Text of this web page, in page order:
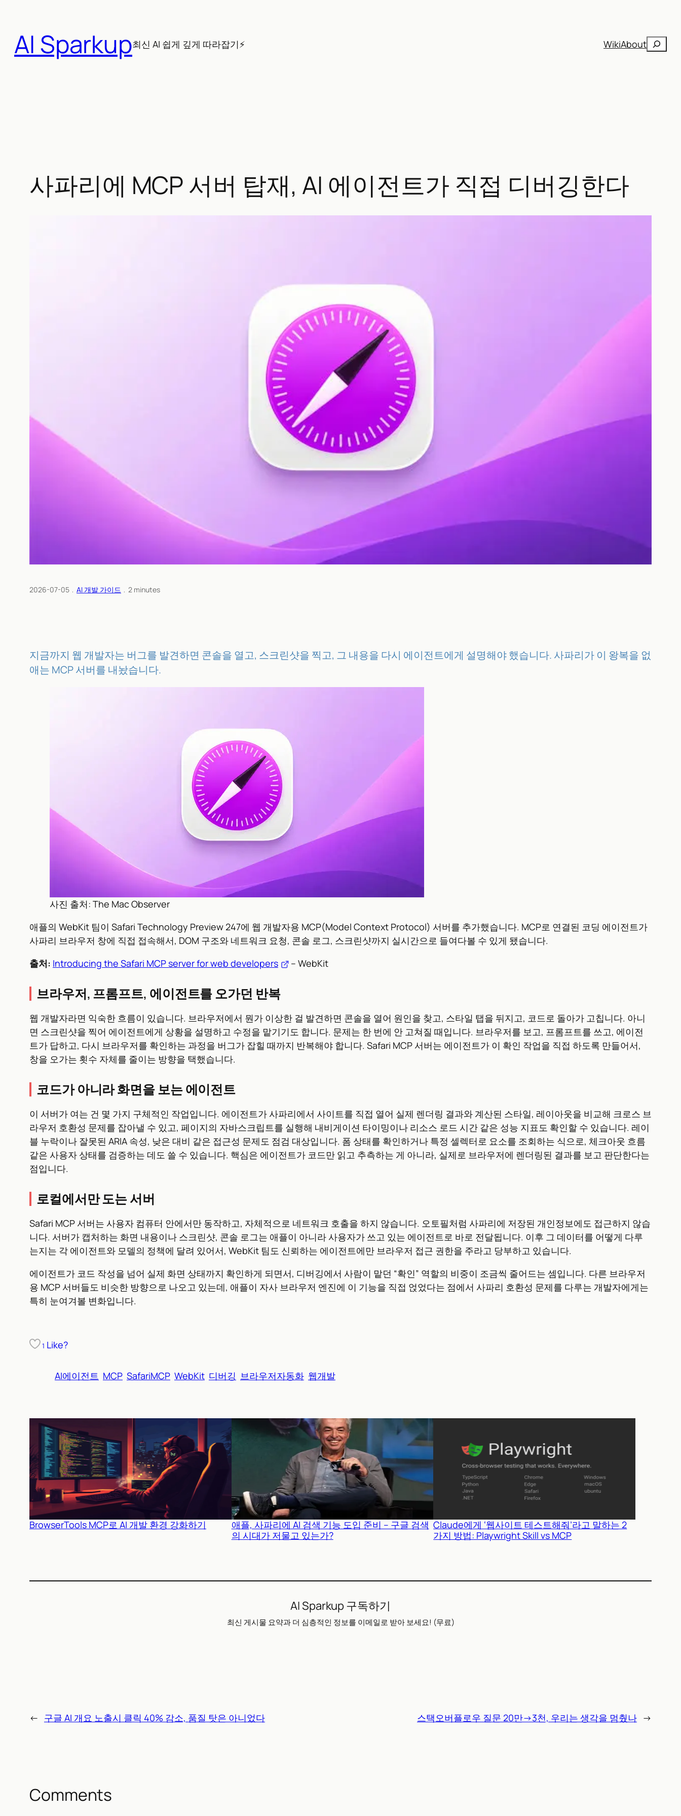
AI Sparkup최신 AI 쉽게 깊게 따라잡기⚡ WikiAbout검
사파리에 MCP 서버 탑재, AI 에이전트가 직접 디버깅한다
2026-07-05 ﹒ AI 개발 가이드 ﹒ 2 minutes
지금까지 웹 개발자는 버그를 발견하면 콘솔을 열고, 스크린샷을 찍고, 그 내용을 다시 에이전트에게 설명해야 했습니다. 사파리가 이 왕복을 없
애는 MCP 서버를 내놨습니다.
사진 출처: The Mac Observer
애플의 WebKit 팀이 Safari Technology Preview 247에 웹 개발자용 MCP(Model Context Protocol) 서버를 추가했습니다. MCP로 연결된 코딩 에이전트가
사파리 브라우저 창에 직접 접속해서, DOM 구조와 네트워크 요청, 콘솔 로그, 스크린샷까지 실시간으로 들여다볼 수 있게 됐습니다.
출처: Introducing the Safari MCP server for web developers – WebKit
브라우저, 프롬프트, 에이전트를 오가던 반복
웹 개발자라면 익숙한 흐름이 있습니다. 브라우저에서 뭔가 이상한 걸 발견하면 콘솔을 열어 원인을 찾고, 스타일 탭을 뒤지고, 코드로 돌아가 고칩니다. 아니
면 스크린샷을 찍어 에이전트에게 상황을 설명하고 수정을 맡기기도 합니다. 문제는 한 번에 안 고쳐질 때입니다. 브라우저를 보고, 프롬프트를 쓰고, 에이전
트가 답하고, 다시 브라우저를 확인하는 과정을 버그가 잡힐 때까지 반복해야 합니다. Safari MCP 서버는 에이전트가 이 확인 작업을 직접 하도록 만들어서,
창을 오가는 횟수 자체를 줄이는 방향을 택했습니다.
코드가 아니라 화면을 보는 에이전트
이 서버가 여는 건 몇 가지 구체적인 작업입니다. 에이전트가 사파리에서 사이트를 직접 열어 실제 렌더링 결과와 계산된 스타일, 레이아웃을 비교해 크로스 브
라우저 호환성 문제를 잡아낼 수 있고, 페이지의 자바스크립트를 실행해 내비게이션 타이밍이나 리소스 로드 시간 같은 성능 지표도 확인할 수 있습니다. 레이
블 누락이나 잘못된 ARIA 속성, 낮은 대비 같은 접근성 문제도 점검 대상입니다. 폼 상태를 확인하거나 특정 셀렉터로 요소를 조회하는 식으로, 체크아웃 흐름
같은 사용자 상태를 검증하는 데도 쓸 수 있습니다. 핵심은 에이전트가 코드만 읽고 추측하는 게 아니라, 실제로 브라우저에 렌더링된 결과를 보고 판단한다는
점입니다.
로컬에서만 도는 서버
Safari MCP 서버는 사용자 컴퓨터 안에서만 동작하고, 자체적으로 네트워크 호출을 하지 않습니다. 오토필처럼 사파리에 저장된 개인정보에도 접근하지 않습
니다. 서버가 캡처하는 화면 내용이나 스크린샷, 콘솔 로그는 애플이 아니라 사용자가 쓰고 있는 에이전트로 바로 전달됩니다. 이후 그 데이터를 어떻게 다루
는지는 각 에이전트와 모델의 정책에 달려 있어서, WebKit 팀도 신뢰하는 에이전트에만 브라우저 접근 권한을 주라고 당부하고 있습니다.
에이전트가 코드 작성을 넘어 실제 화면 상태까지 확인하게 되면서, 디버깅에서 사람이 맡던 “확인” 역할의 비중이 조금씩 줄어드는 셈입니다. 다른 브라우저
용 MCP 서버들도 비슷한 방향으로 나오고 있는데, 애플이 자사 브라우저 엔진에 이 기능을 직접 얹었다는 점에서 사파리 호환성 문제를 다루는 개발자에게는
특히 눈여겨볼 변화입니다.
1 Like?
AI에이전트 MCP SafariMCP WebKit 디버깅 브라우저자동화 웹개발
BrowserTools MCP로 AI 개발 환경 강화하기
애플, 사파리에 AI 검색 기능 도입 준비 – 구글 검색
의 시대가 저물고 있는가?
Claude에게 ‘웹사이트 테스트해줘’라고 말하는 2
가지 방법: Playwright Skill vs MCP
AI Sparkup 구독하기
최신 게시물 요약과 더 심층적인 정보를 이메일로 받아 보세요! (무료)
← 구글 AI 개요 노출시 클릭 40% 감소, 품질 탓은 아니었다 스택오버플로우 질문 20만→3천, 우리는 생각을 멈췄나 →
Comments